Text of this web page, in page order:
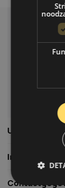
06-
Usefull links
Informatie